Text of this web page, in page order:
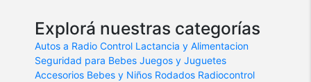
Explorá nuestras categorías
Autos a Radio Control Lactancia y Alimentacion
Seguridad para Bebes Juegos y Juguetes
Accesorios Bebes y Niños Rodados Radiocontrol